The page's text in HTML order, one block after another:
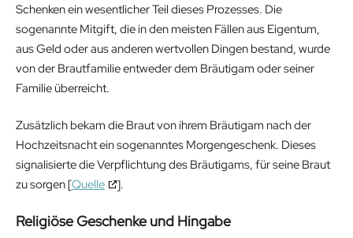
Schenken ein wesentlicher Teil dieses Prozesses. Die
sogenannte Mitgift, die in den meisten Fällen aus Eigentum,
aus Geld oder aus anderen wertvollen Dingen bestand, wurde
von der Brautfamilie entweder dem Bräutigam oder seiner
Familie überreicht.
Zusätzlich bekam die Braut von ihrem Bräutigam nach der
Hochzeitsnacht ein sogenanntes Morgengeschenk. Dieses
signalisierte die Verpflichtung des Bräutigams, für seine Braut
zu sorgen [Quelle ].
Religiöse Geschenke und Hingabe